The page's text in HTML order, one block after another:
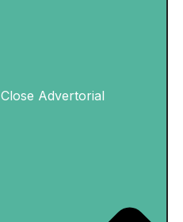
Close Advertorial